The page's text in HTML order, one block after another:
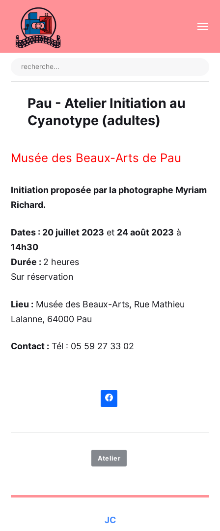
Pau - Atelier Initiation au
Cyanotype (adultes)
Musée des Beaux-Arts de Pau
Initiation proposée par la photographe Myriam
Richard.
Dates : 20 juillet 2023 et 24 août 2023 à
14h30
Durée : 2 heures
Sur réservation
Lieu : Musée des Beaux-Arts, Rue Mathieu
Lalanne, 64000 Pau
Contact : Tél : 05 59 27 33 02
Atelier
JC